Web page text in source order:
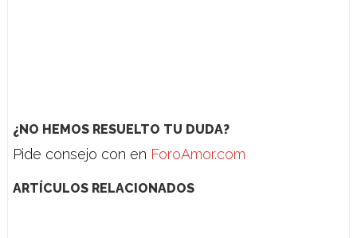
¿NO HEMOS RESUELTO TU DUDA?
Pide consejo con en ForoAmor.com
ARTÍCULOS RELACIONADOS